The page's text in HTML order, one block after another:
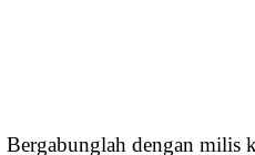
Bergabunglah dengan milis